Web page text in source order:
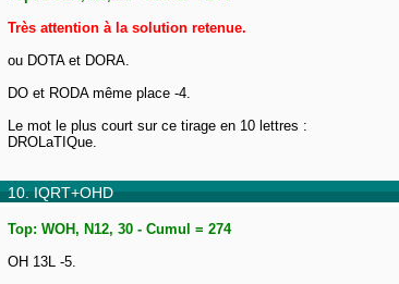
Très attention à la solution retenue.
ou DOTA et DORA.
DO et RODA même place -4.
Le mot le plus court sur ce tirage en 10 lettres :
DROLaTIQue.
10. IQRT+OHD
Top: WOH, N12, 30 - Cumul = 274
OH 13L -5.